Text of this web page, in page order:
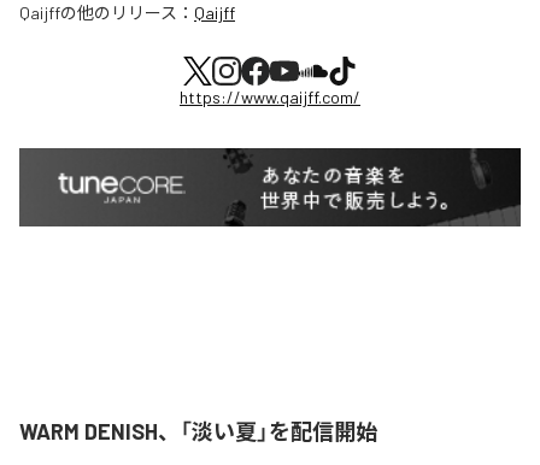
Qaijffの他のリリース： Qaijff
https://www.qaijff.com/
WARM DENISH、「淡い夏」を配信開始